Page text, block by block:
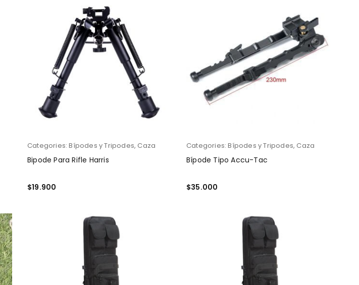
Categories:Bípodes y Tripodes, Caza
Bipode Para Rifle Harris
$19.900
Categories:Bípodes y Tripodes, Caza
Bípode Tipo Accu-Tac
$35.000